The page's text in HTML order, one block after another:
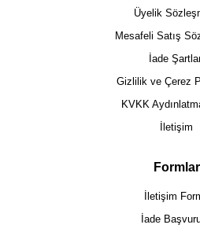
Üyelik
Mesafeli Satış
İade
Gizlilik ve Çerez
KVKK
İletişim
Formlar
İletişim
İade